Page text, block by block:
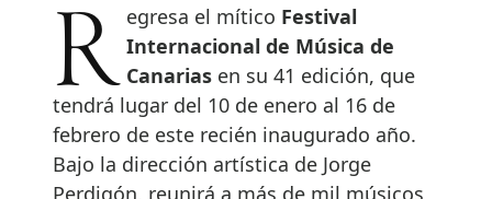
Regresa el mítico Festival
Internacional de Música de
Canarias en su 41 edición, que
tendrá lugar del 10 de enero al 16 de
febrero de este recién inaugurado año.
Bajo la dirección artística de Jorge
Perdigón, reunirá a más de mil músicos